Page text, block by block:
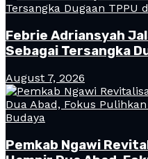
Febrie Adriansyah
Sebagai Tersangka
August 7, 2026
Pemkab Ngawi